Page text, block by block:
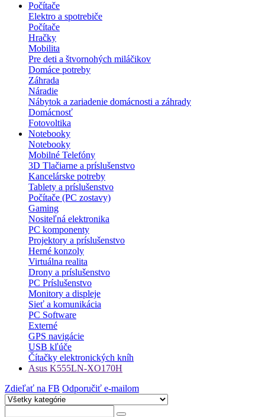
Počítače
Elektro a spotrebiče
Počítače
Hračky
Mobilita
Pre deti a štvornohých miláčikov
Domáce potreby
Záhrada
Náradie
Nábytok a zariadenie domácnosti a záhrady
Domácnosť
Fotovoltika
Notebooky
Notebooky
Mobilné Telefóny
3D Tlačiarne a príslušenstvo
Kancelárske potreby
Tablety a príslušenstvo
Počítače (PC zostavy)
Gaming
Nositeľná elektronika
PC komponenty
Projektory a príslušenstvo
Herné konzoly
Virtuálna realita
Drony a príslušenstvo
PC Príslušenstvo
Monitory a displeje
Sieť a komunikácia
PC Software
Externé
GPS navigácie
USB kľúče
Čítačky elektronických kníh
Asus K555LN-XO170H
Zdieľať na FB Odporučiť e-mailom